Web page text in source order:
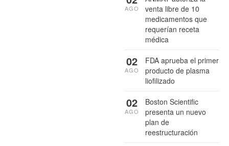
venta libre de 10
medicamentos que
requerían receta
médica
AGO
FDA aprueba el primer
producto de plasma
liofilizado
02
AGO
Boston Scientific
presenta un nuevo
plan de
reestructuración
02
AGO